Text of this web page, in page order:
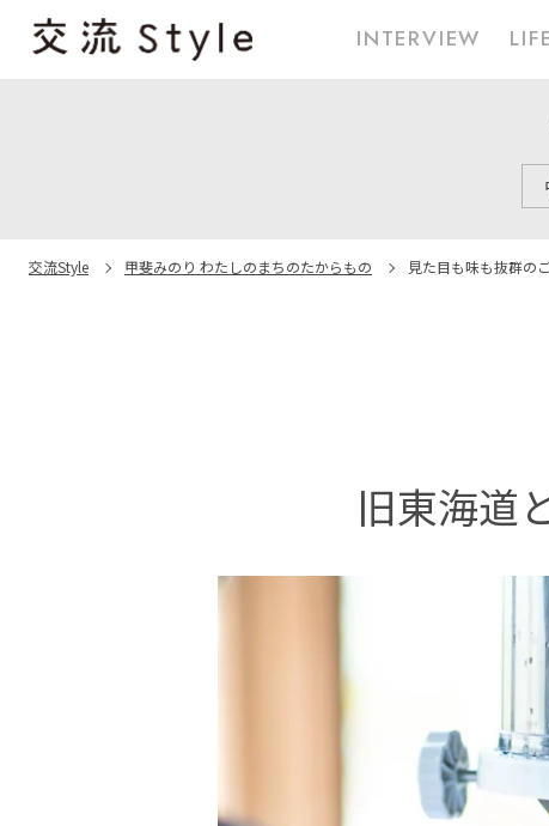
INTERVIEW
交流Style 甲斐みのり わたしのまちのたからもの 見た目も味も抜群の
旧東海道